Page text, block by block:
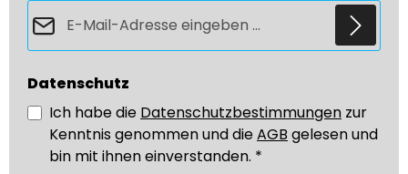
Datenschutz
Ich habe die Datenschutzbestimmungen zur
Kenntnis genommen und dieAGB gelesen und
bin mit ihnen einverstanden. *